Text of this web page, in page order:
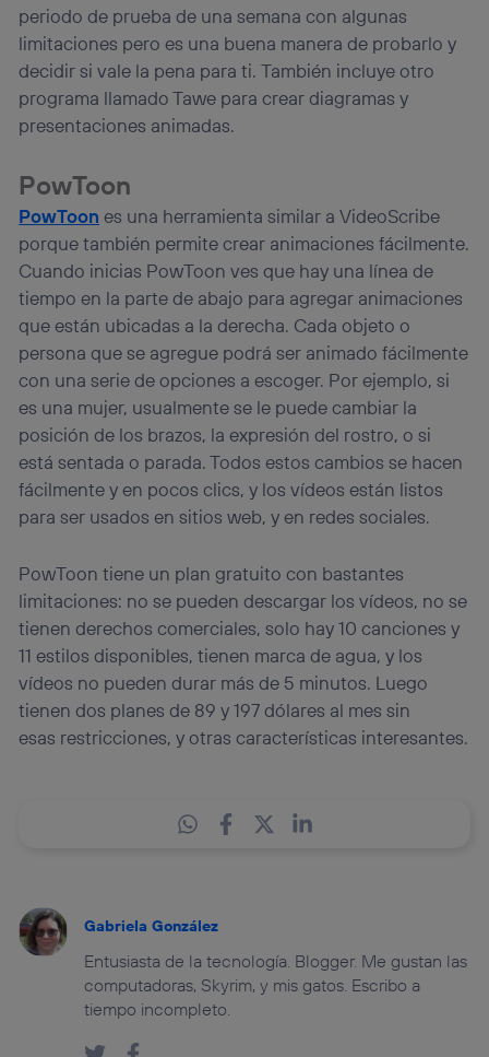
periodo de prueba de una semana con algunas
limitaciones pero es una buena manera de probarlo y
decidir si vale la pena para ti. También incluye otro
programa llamado Tawe para crear diagramas y
presentaciones animadas.
PowToon
PowToon es una herramienta similar a VideoScribe
porque también permite crear animaciones fácilmente.
Cuando inicias PowToon ves que hay una línea de
tiempo en la parte de abajo para agregar animaciones
que están ubicadas a la derecha. Cada objeto o
persona que se agregue podrá ser animado fácilmente
con una serie de opciones a escoger. Por ejemplo, si
es una mujer, usualmente se le puede cambiar la
posición de los brazos, la expresión del rostro, o si
está sentada o parada. Todos estos cambios se hacen
fácilmente y en pocos clics, y los vídeos están listos
para ser usados en sitios web, y en redes sociales.
PowToon tiene un plan gratuito con bastantes
limitaciones: no se pueden descargar los vídeos, no se
tienen derechos comerciales, solo hay 10 canciones y
11 estilos disponibles, tienen marca de agua, y los
vídeos no pueden durar más de 5 minutos. Luego
tienen dos planes de 89 y 197 dólares al mes sin
esas restricciones, y otras características interesantes.
Gabriela González
Entusiasta de la tecnología. Blogger. Me gustan las
computadoras, Skyrim, y mis gatos. Escribo a
tiempo incompleto.